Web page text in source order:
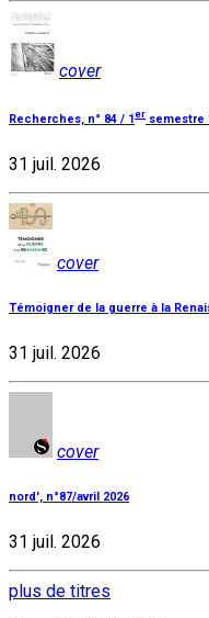
cover
Recherches, n° 84 / 1er semestre
31 juil. 2026
cover
Témoigner de la guerre à la
31 juil. 2026
cover
nord', n°87/avril 2026
31 juil. 2026
plus de titres